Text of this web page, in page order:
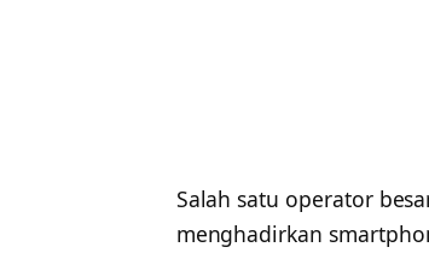
Salah satu operator
menghadirkan